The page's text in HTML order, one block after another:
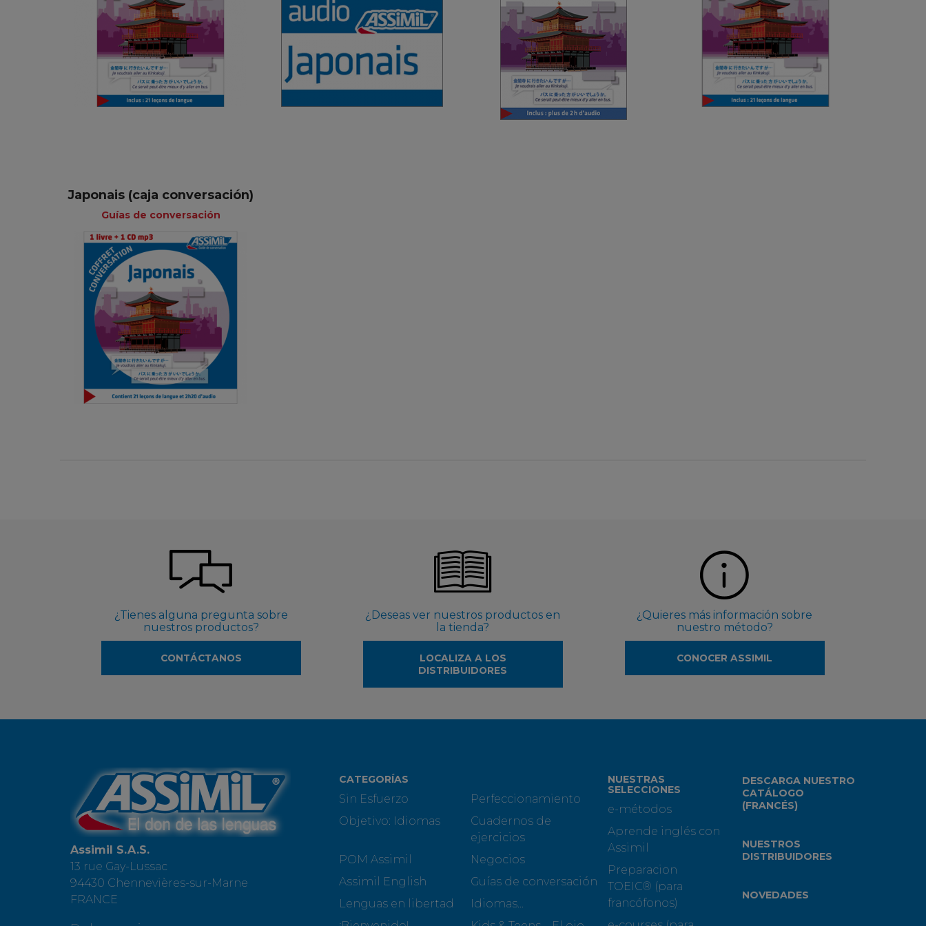
Francés
5,50 €
Francés
4,90 €
conversación
Francés
9,99 €
Francés
3,99 €
Japonais (caja conversación)
Guías de conversación
+
Guías de
conversación
Francés
9,90 €
¿Tienes alguna pregunta sobre
nuestros productos?
CONTÁCTANOS
¿Deseas ver nuestros productos en
la tienda?
LOCALIZA A LOS
DISTRIBUIDORES
¿Quieres más información sobre
nuestro método?
CONOCER ASSIMIL
Assimil S.A.S.
13 rue Gay-Lussac
94430 Chennevières-sur-Marne
FRANCE
CATEGORÍAS
Sin Esfuerzo
Perfeccionamiento
Objetivo: Idiomas
Cuadernos de
ejercicios
POM Assimil
Negocios
Assimil English
Guías de conversación
Lenguas en libertad
Idiomas...
NUESTRAS
SELECCIONES
e-métodos
Aprende inglés con
Assimil
Preparacion
TOEIC® (para
francófonos)
DESCARGA NUESTRO
CATÁLOGO
(FRANCÉS)
NUESTROS
DISTRIBUIDORES
NOVEDADES